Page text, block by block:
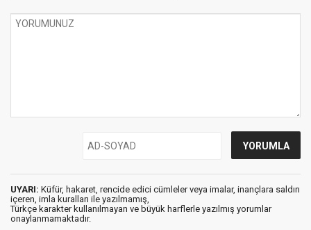
UYARI: Küfür, hakaret, rencide edici cümleler veya imalar, inançlara saldırı
içeren, imla kuralları ile yazılmamış,
Türkçe karakter kullanılmayan ve büyük harflerle yazılmış yorumlar
onaylanmamaktadır.